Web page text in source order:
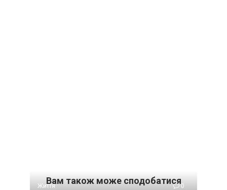
Вам також може сподобатися
Життя 0